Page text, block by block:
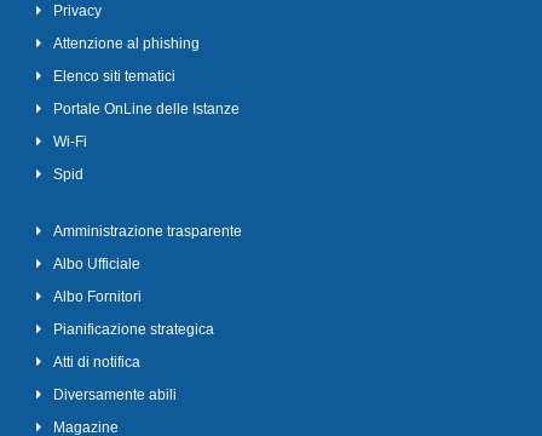
Privacy
Attenzione al phishing
Elenco siti tematici
Portale OnLine delle Istanze
Wi-Fi
Spid
Amministrazione trasparente
Albo Ufficiale
Albo Fornitori
Pianificazione strategica
Atti di notifica
Diversamente abili
Magazine